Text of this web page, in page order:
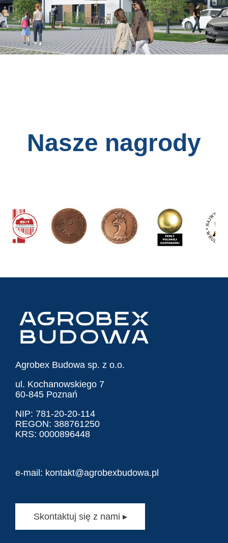
Nasze nagrody
Agrobex Budowa sp. z o.o.
ul. Kochanowskiego 7
60-845 Poznań
NIP: 781-20-20-114
REGON: 388761250
KRS: 0000896448
e-mail: kontakt@agrobexbudowa.pl
Skontaktuj się z nami ▸